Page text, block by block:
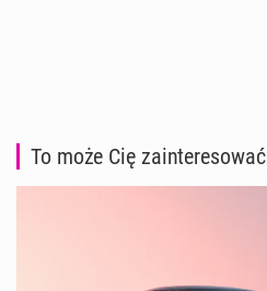
To może Cię zainteresować